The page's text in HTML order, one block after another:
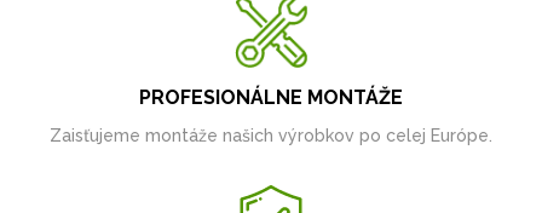
PROFESIONÁLNE MONTÁŽE
Zaisťujeme montáže našich výrobkov po celej Európe.